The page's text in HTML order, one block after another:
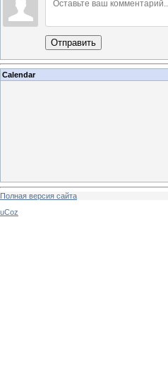
Отправить
Calendar
Полная версия сайта
uCoz